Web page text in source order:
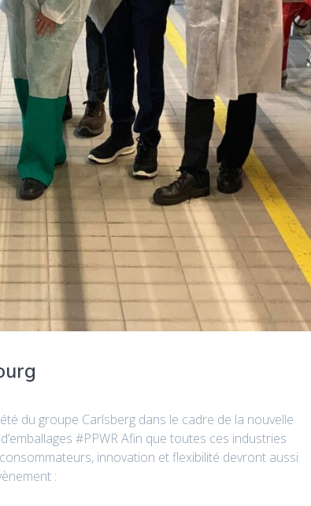
du groupe Carlsberg dans le cadre de la nouvelle
#PPWR Afin que toutes ces industries
innovation et flexibilité devront aussi
: